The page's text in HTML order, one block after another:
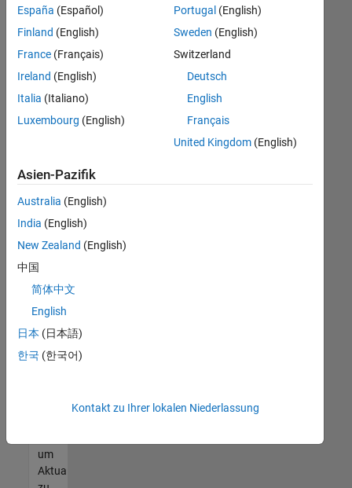
die
Suchkriterien
weiter
fassen
oder
alle
Stellenangebote
anzeigen .
noch
keine
offenen
Stellen
können,
die
Ihren
entsprechen,
werden
unseres
um
Aktualisierungen
España (Español)
Finland (English)
France (Français)
Ireland (English)
Italia (Italiano)
Luxembourg (English)
Portugal (English)
Sweden (English)
Switzerland
Deutsch
English
Français
United Kingdom(English)
Asien-Pazifik
Australia (English)
India (English)
New Zealand (English)
中国
简体中文
English
日本 (日本語)
한국 (한국어)
Kontakt zu Ihrer lokalen Niederlassung